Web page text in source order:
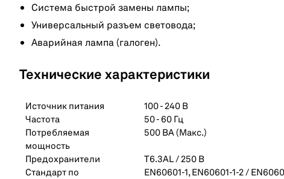
Система быстрой замены лампы;
Универсальный разъем световода;
Аварийная лампа (галоген).
Технические характеристики
Источник питания
100 - 240 В
Частота
50 - 60 Гц
Потребляемая
мощность
500 ВА (Макс.)
Предохранители​
T6.3AL / 250 В
Стандарт по
EN60601-1, EN60601-1-2 /